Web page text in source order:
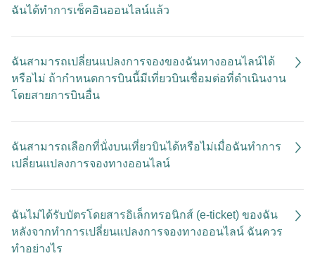
ฉันได้ทำการเช็คอินออนไลน์แล้ว
ฉันสามารถเปลี่ยนแปลงการจองของฉันทางออนไลน์ได้
หรือไม่ ถ้ากำหนดการบินนี้มีเที่ยวบินเชื่อมต่อที่ดำเนินงาน
โดยสายการบินอื่น
ฉันสามารถเลือกที่นั่งบนเที่ยวบินได้หรือไม่เมื่อฉันทำการ
เปลี่ยนแปลงการจองทางออนไลน์
ฉันไม่ได้รับบัตรโดยสารอิเล็กทรอนิกส์ (e-ticket) ของฉัน
หลังจากทำการเปลี่ยนแปลงการจองทางออนไลน์ ฉันควร
ทำอย่างไร